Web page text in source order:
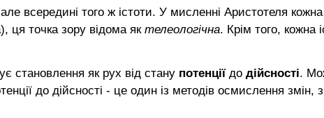
всередині того ж істоти. У мисленні Аристотеля
ця точка зору відома як телеологічна. Крім того, кожна
становлення як рух від стану потенції до дійсності.
до дійсності - це один із методів осмислення змін,